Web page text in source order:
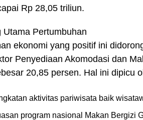
Rp 28,05 triliun.
Utama Pertumbuhan
ekonomi yang positif ini
Penyediaan Akomodasi dan
20,85 persen. Hal ini dipicu
aktivitas pariwisata baik
program nasional Makan Bergizi